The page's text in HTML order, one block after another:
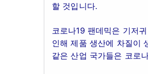
할 것입니다.
코로나19 팬데믹은 기저
인해 제품 생산에 차질이
같은 산업 국가들은 코로